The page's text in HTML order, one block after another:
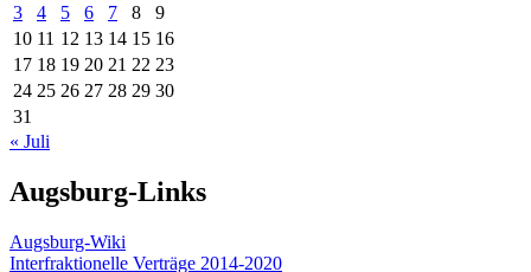
3
4 5 6 7 8
9
10 11 12 13 14 15 16
17 18 19 20 21 22 23
24 25 26 27 28 29 30
31
« Juli
Augsburg-Links
Augsburg-Wiki
Interfraktionelle Verträge 2014-2020